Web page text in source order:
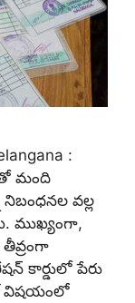
:
మంది
నిబంధనల వల్ల
ముఖ్యంగా,
కార్డులో పేరు
విషయంలో